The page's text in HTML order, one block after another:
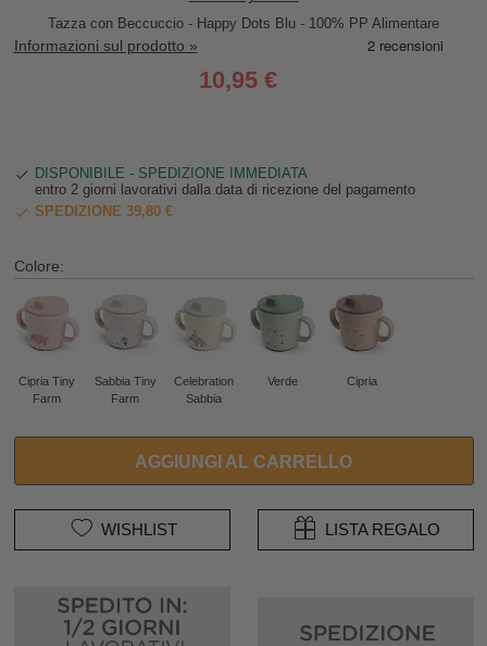
Tazza con Beccuccio - Happy Dots Blu - 100% PP Alimentare
Informazioni sul prodotto »
10,95 €
DISPONIBILE - SPEDIZIONE IMMEDIATA
entro 2 giorni lavorativi dalla data di ricezione del pagamento
SPEDIZIONE 39,80 €
Colore:
Cipria Tiny
Farm
Sabbia Tiny
Farm
Celebration
Sabbia
Verde Cipria
AGGIUNGI AL CARRELLO
WISHLIST LISTA REGALO